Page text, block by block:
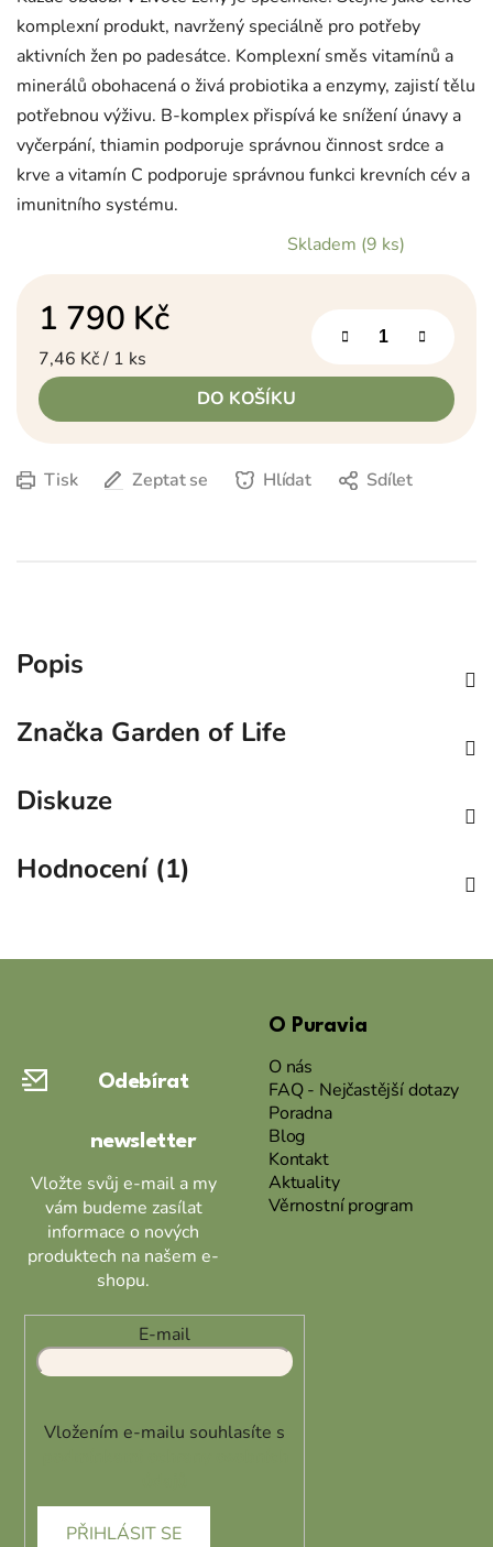
komplexní produkt, navržený speciálně pro potřeby
aktivních žen po padesátce. Komplexní směs vitamínů a
minerálů obohacená o živá probiotika a enzymy, zajistí tělu
potřebnou výživu. B-komplex přispívá ke snížení únavy a
vyčerpání, thiamin podporuje správnou činnost srdce a
krve a vitamín C podporuje správnou funkci krevních cév a
imunitního systému.
Skladem (9 ks)
1 790 Kč
Měrná cena:
7,46 Kč / 1 ks
DO KOŠÍKU
Tisk Zeptat se Hlídat Sdílet
Popis
Značka Garden of Life
Diskuze
Hodnocení (1)
Odebírat
newsletter
Vložte svůj e-mail a my
vám budeme zasílat
informace o nových
produktech na našem e-
shopu.
E-mail
Vložením e-mailu souhlasíte s
PŘIHLÁSIT SE
O Puravia
O nás
FAQ - Nejčastější dotazy
Poradna
Blog
Kontakt
Aktuality
Věrnostní program